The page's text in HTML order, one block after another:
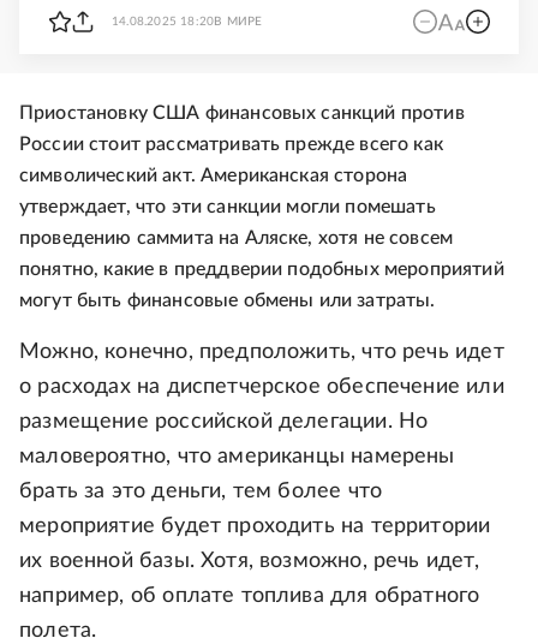
14.08.2025 18:20 В МИРЕ
Приостановку США финансовых санкций против
России стоит рассматривать прежде всего как
символический акт. Американская сторона
утверждает, что эти санкции могли помешать
проведению саммита на Аляске, хотя не совсем
понятно, какие в преддверии подобных мероприятий
могут быть финансовые обмены или затраты.
Можно, конечно, предположить, что речь идет
о расходах на диспетчерское обеспечение или
размещение российской делегации. Но
маловероятно, что американцы намерены
брать за это деньги, тем более что
мероприятие будет проходить на территории
их военной базы. Хотя, возможно, речь идет,
например, об оплате топлива для обратного
полета.